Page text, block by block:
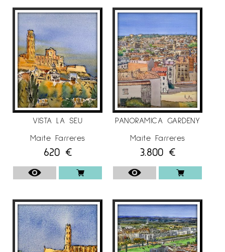
de Grau Superior a l’Escola d’Arts Pau Gargallo
i a l’Escola de Belles Arts de Lleida, amb els
estudis de Gestió i Administració Pública,
màster en Direcció Econòmica i Financera,
màster en Marketing Digital i Executive MBA.
Actualment centra els seus treballs en
l’aquarel·la combinada amb tinta xinesa. La
seva obra es caracteritza per una marcada
espontaneïtat i frescor, amb un llenguatge
plàstic desenfadat i vital. El gest és ferm i
expressiu, mentre que la paleta cromàtica, rica
en colors vius i lluminosos, aporta llum,
energia i dinamisme a les seves composicions.
Ha exposat darrerament a Nova York, París,
Luxemburg, Budapest, Barcelona, Madrid,
Donosti i Lleida, en fires i galeries d’art.
VISTA LA SEU
Maite Farreres
620 €
PANORAMICA GARDENY
Maite Farreres
3.800 €